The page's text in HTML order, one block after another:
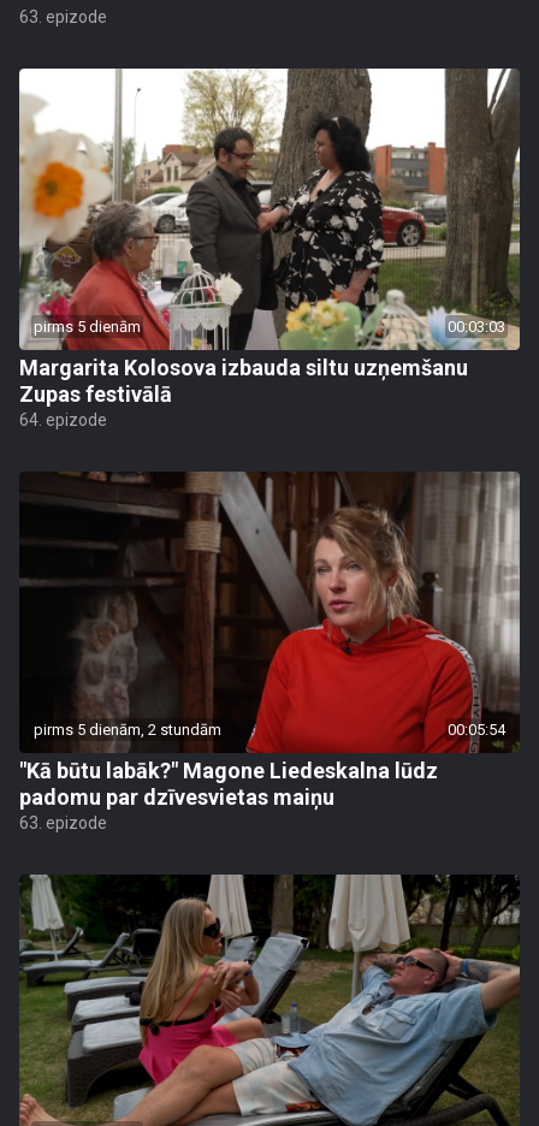
63. epizode
pirms 5 dienām 00:03:03
Margarita Kolosova izbauda siltu uzņemšanu
Zupas festivālā
64. epizode
pirms 5 dienām, 2 stundām 00:05:54
"Kā būtu labāk?" Magone Liedeskalna lūdz
padomu par dzīvesvietas maiņu
63. epizode